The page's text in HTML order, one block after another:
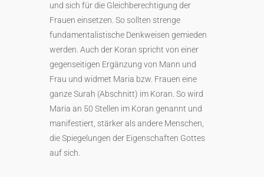
und sich für die Gleichberechtigung der
Frauen einsetzen. So sollten strenge
fundamentalistische Denkweisen gemieden
werden. Auch der Koran spricht von einer
gegenseitigen Ergänzung von Mann und
Frau und widmet Maria bzw. Frauen eine
ganze Surah (Abschnitt) im Koran. So wird
Maria an 50 Stellen im Koran genannt und
manifestiert, stärker als andere Menschen,
die Spiegelungen der Eigenschaften Gottes
auf sich.